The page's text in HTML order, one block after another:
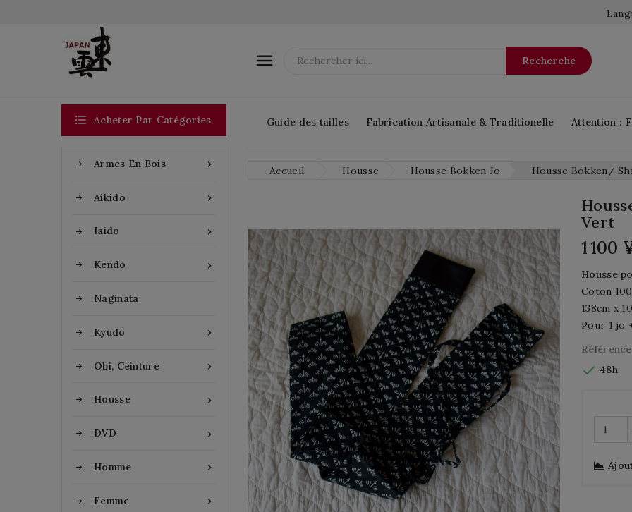
 Recherche
Guide des tailles Fabrication Artisanale & Traditionelle Attention :
 Acheter Par Catégories

Armes En Bois

Aikido

Iaido

Kendo
Naginata

Kyudo

Obi, Ceinture

Housse

DVD

Homme

Femme
Accueil Housse Housse Bokken Jo Housse Bokken/
Vert
1 100
Housse
Coton
138cm x
Pour 1 jo
Référence
 48h